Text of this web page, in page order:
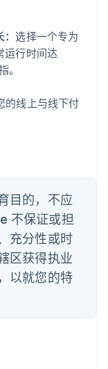
：选择一个专为
运行时间达
。
的线上与线下付
目的，不应
不保证或担
充分性或时
区获得执业
以就您的特